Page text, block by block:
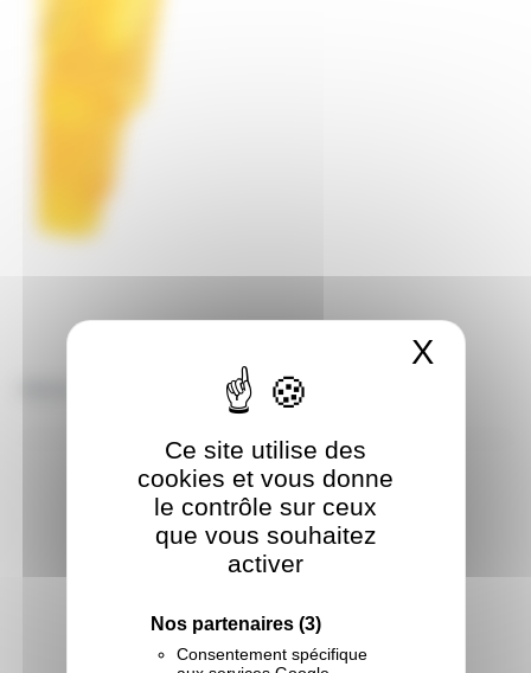
Ce site utilise des
cookies et vous donne
le contrôle sur ceux
que vous souhaitez
activer
Nos partenaires (3)
Consentement spécifique
X
Ailettes SOLO Aéro Core médium Jaune
10.96 € TTC